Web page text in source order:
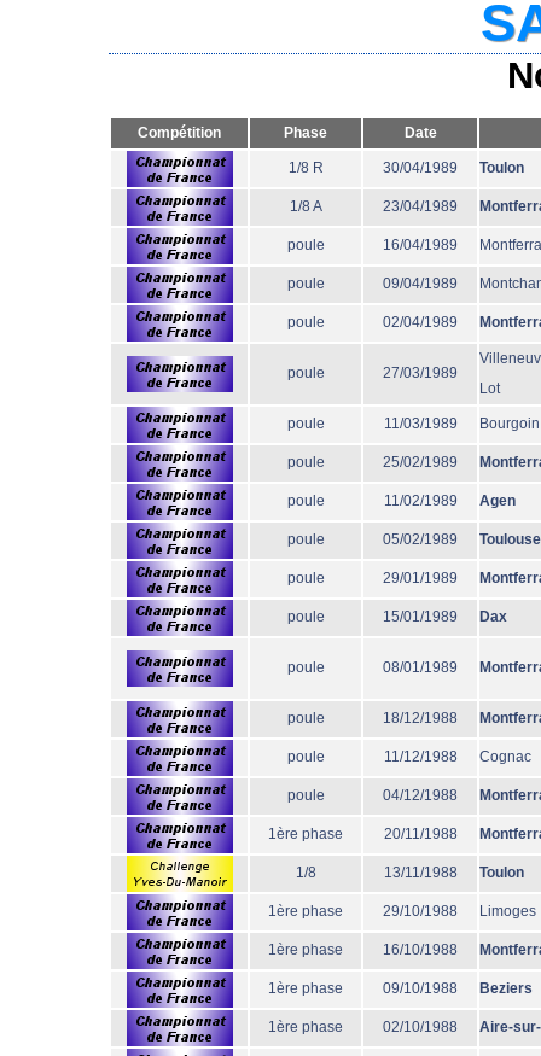
Compétition Phase Date
1/8 R 30/04/1989 Toulon
1/8 A 23/04/1989
poule 16/04/1989
poule 09/04/1989
poule 02/04/1989
poule 27/03/1989
Lot
poule 11/03/1989 Bourgoin
poule 25/02/1989
poule 11/02/1989 Agen
poule 05/02/1989 Toulouse
poule 29/01/1989
poule 15/01/1989 Dax
poule 08/01/1989
poule 18/12/1988
poule 11/12/1988 Cognac
poule 04/12/1988
1ère phase 20/11/1988
1/8 13/11/1988 Toulon
1ère phase 29/10/1988 Limoges
1ère phase 16/10/1988
1ère phase 09/10/1988 Beziers
1ère phase 02/10/1988 Aire-